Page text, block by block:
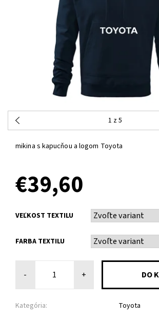
1 z 5
mikina s kapucňou a logom Toyota
€39,60
VEĽKOST TEXTILU
FARBA TEXTILU
- +
Kategória: Toyota